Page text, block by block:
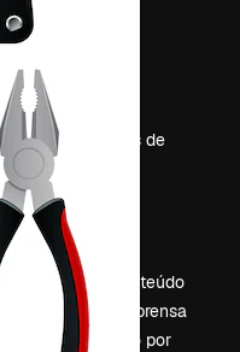
Emprego
Tendências de
pesquisa
Blog
Eventos
Slidesgo
Vender conteúdo
Sala de imprensa
Procurando por